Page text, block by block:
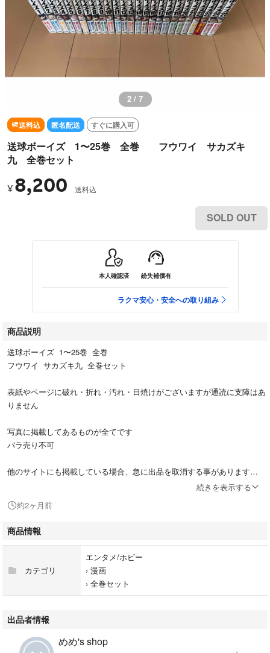
2 / 7
送料込 匿名配送 すぐに購入可
送球ボーイズ 1〜25巻 全巻 フウワイ サカズキ
九 全巻セット
¥ 8,200 送料込
SOLD OUT
本人確認済 紛失補償有
ラクマ安心・安全への取り組み
商品説明
送球ボーイズ 1〜25巻 全巻
フウワイ サカズキ九 全巻セット
表紙やページに破れ・折れ・汚れ・日焼けがございますが通読に支障はあ
りません
写真に掲載してあるものが全てです
バラ売り不可
他のサイトにも掲載している場合、急に出品を取消する事があります
状態を踏まえた値段設定にしています
中古品にご理解いただける方のみのご購入をお願いいたします
#ハンドボール
出版者名：小学館
商品形態：１冊 １８ｃｍ
続きを表示する
約2ヶ月前
商品情報
カテゴリ
エンタメ/ホビー
› 漫画
› 全巻セット
出品者情報
めめ's shop